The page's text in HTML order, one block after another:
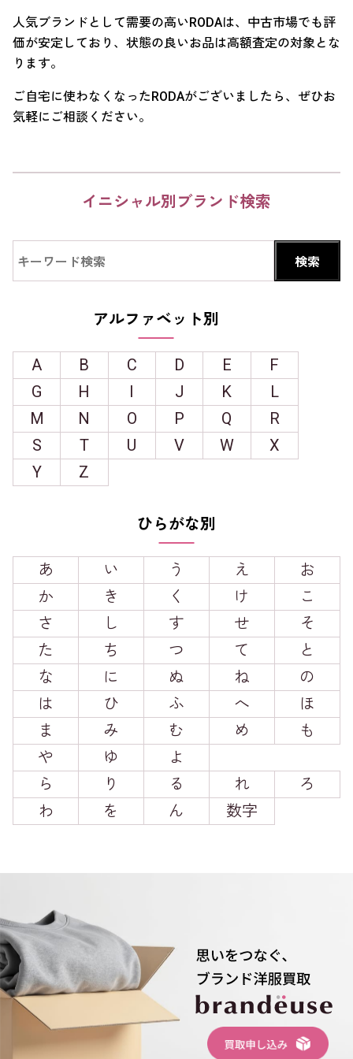
人気ブランドとして需要の高いRODAは、中古市場でも評
価が安定しており、状態の良いお品は高額査定の対象とな
ります。
ご自宅に使わなくなったRODAがございましたら、ぜひお
気軽にご相談ください。
イニシャル別ブランド検索
アルファベット別
A B C D E
F
G
H I J K
L
M
N O P Q
R
S
T U V W
X
Y
Z
ひらがな別
あ い う え
お
か
き く け
こ
さ
し す せ
そ
た
ち つ て
と
な
に ぬ ね
の
は
ひ ふ へ
ほ
ま
み む め
も
や
ゆ
よ
ら
り る れ
ろ
わ
を ん 数字